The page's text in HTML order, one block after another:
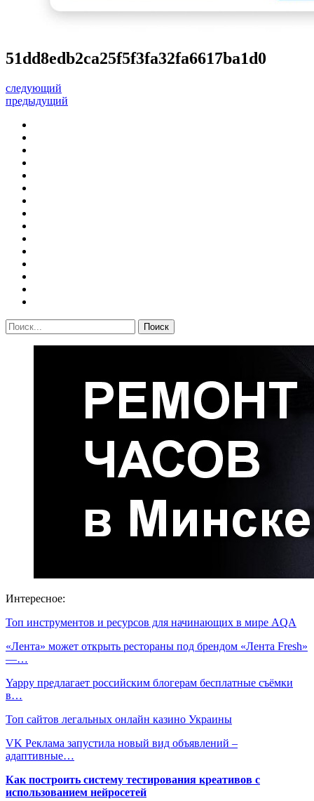
51dd8edb2ca25f5f3fa32fa6617ba1d0
следующий
предыдущий
Интересное:
Топ инструментов и ресурсов для начинающих в мире AQA
«Лента» может открыть рестораны под брендом «Лента Fresh»
—…
Yappy предлагает российским блогерам бесплатные съёмки
в…
Топ сайтов легальных онлайн казино Украины
VK Реклама запустила новый вид объявлений –
адаптивные…
Как построить систему тестирования креативов с
использованием нейросетей